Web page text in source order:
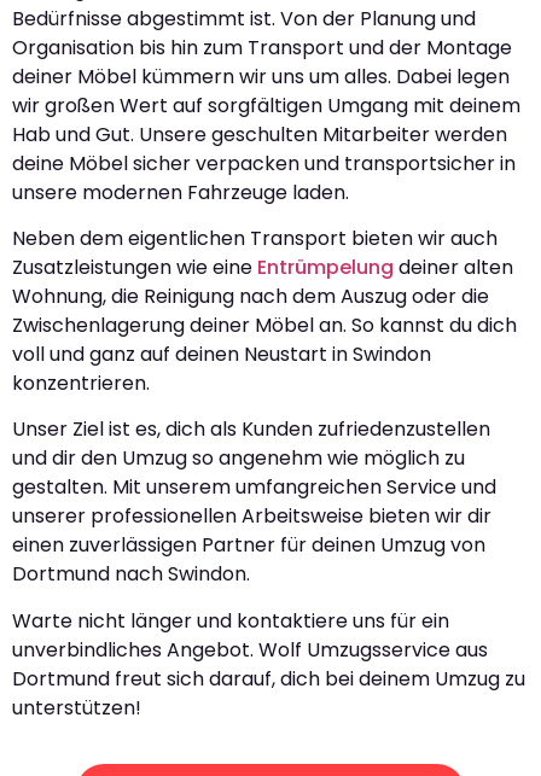
Bedürfnisse abgestimmt ist. Von der Planung und
Organisation bis hin zum Transport und der Montage
deiner Möbel kümmern wir uns um alles. Dabei legen
wir großen Wert auf sorgfältigen Umgang mit deinem
Hab und Gut. Unsere geschulten Mitarbeiter werden
deine Möbel sicher verpacken und transportsicher in
unsere modernen Fahrzeuge laden.
Neben dem eigentlichen Transport bieten wir auch
Zusatzleistungen wie eine Entrümpelung deiner alten
Wohnung, die Reinigung nach dem Auszug oder die
Zwischenlagerung deiner Möbel an. So kannst du dich
voll und ganz auf deinen Neustart in Swindon
konzentrieren.
Unser Ziel ist es, dich als Kunden zufriedenzustellen
und dir den Umzug so angenehm wie möglich zu
gestalten. Mit unserem umfangreichen Service und
unserer professionellen Arbeitsweise bieten wir dir
einen zuverlässigen Partner für deinen Umzug von
Dortmund nach Swindon.
Warte nicht länger und kontaktiere uns für ein
unverbindliches Angebot. Wolf Umzugsservice aus
Dortmund freut sich darauf, dich bei deinem Umzug zu
unterstützen!